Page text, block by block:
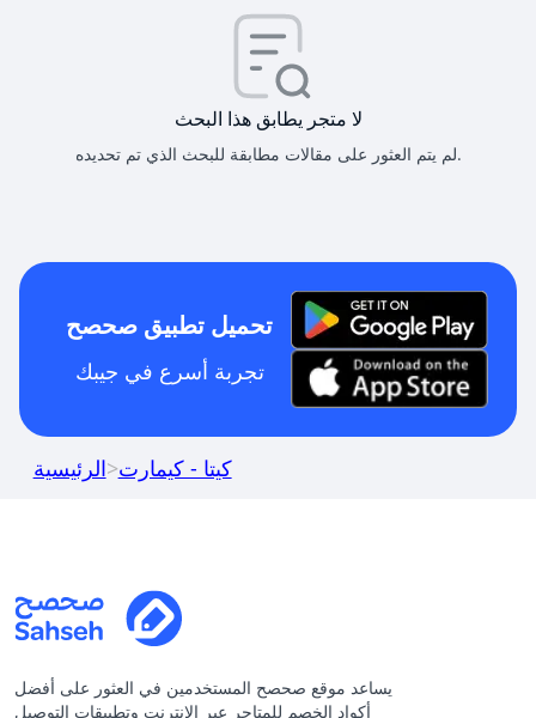
لا متجر يطابق هذا البحث
لم يتم العثور على مقالات مطابقة للبحث الذي تم تحديده.
تحميل تطبيق صحصح
تجربة أسرع في جيبك
الرئيسية>كيتا - كيمارت
يساعد موقع صحصح المستخدمين في العثور على أفضل
أكواد الخصم للمتاجر عبر الإنترنت وتطبيقات التوصيل